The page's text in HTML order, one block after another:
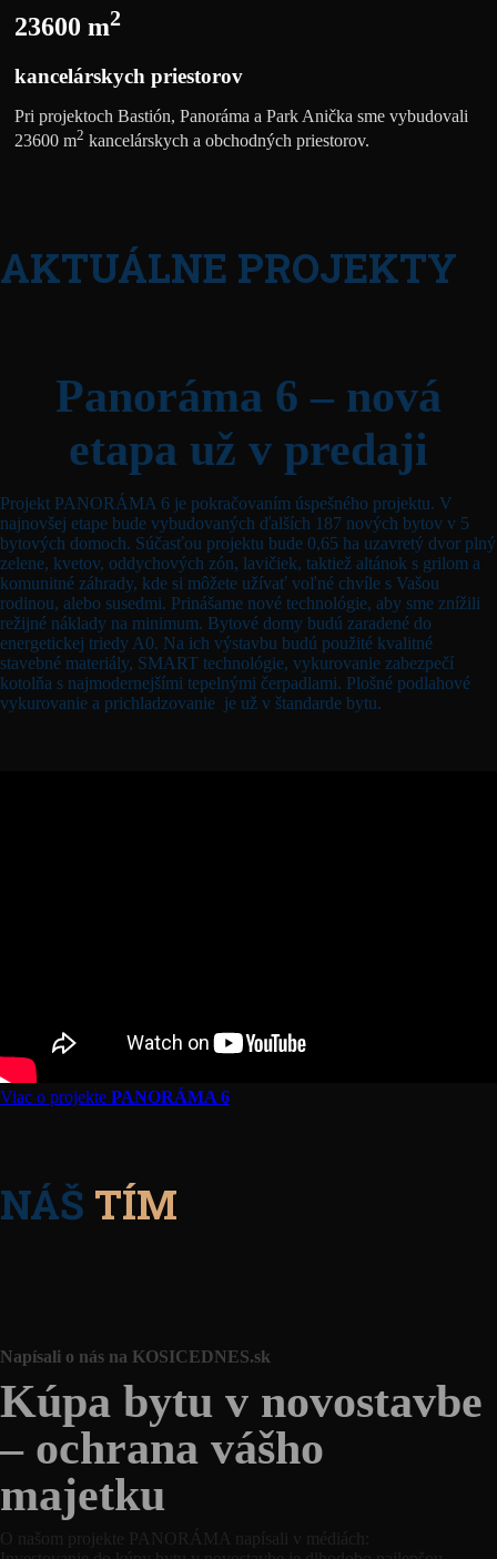
23600 m2
kancelárskych priestorov
Pri projektoch Bastión, Panoráma a Park Anička sme vybudovali
23600 m2 kancelárskych a obchodných priestorov.
AKTUÁLNE PROJEKTY
Panoráma 6 – nová
etapa už v predaji
Projekt PANORÁMA 6 je pokračovaním úspešného projektu. V
najnovšej etape bude vybudovaných ďalších 187 nových bytov v 5
bytových domoch. Súčasťou projektu bude 0,65 ha uzavretý dvor plný
zelene, kvetov, oddychových zón, lavičiek, taktiež altánok s grilom a
komunitné záhrady, kde si môžete užívať voľné chvíle s Vašou
rodinou, alebo susedmi. Prinášame nové technológie, aby sme znížili
režijné náklady na minimum. Bytové domy budú zaradené do
energetickej triedy A0. Na ich výstavbu budú použité kvalitné
stavebné materiály, SMART technológie, vykurovanie zabezpečí
kotolňa s najmodernejšími tepelnými čerpadlami. Plošné podlahové
vykurovanie a prichladzovanie je už v štandarde bytu.
Viac o projekte PANORÁMA 6
NÁŠ TÍM
Napísali o nás na KOSICEDNES.sk
Kúpa bytu v novostavbe
– ochrana vášho
majetku
O našom projekte PANORÁMA napísali v médiách: